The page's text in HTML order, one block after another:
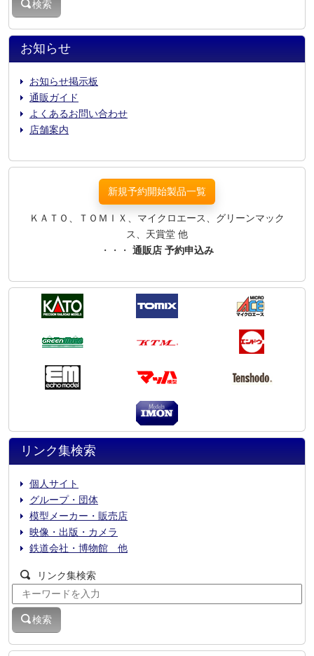
お知らせ
お知らせ掲示板
通販ガイド
よくあるお問い合わせ
店舗案内
検索
新規予約開始製品一覧
ＫＡＴＯ、ＴＯＭＩＸ、マイクロエース、グリーンマック
ス、天賞堂 他
・・・ 通販店 予約申込み
リンク集検索
個人サイト
グループ・団体
模型メーカー・販売店
映像・出版・カメラ
鉄道会社・博物館 他
リンク集検索
検索